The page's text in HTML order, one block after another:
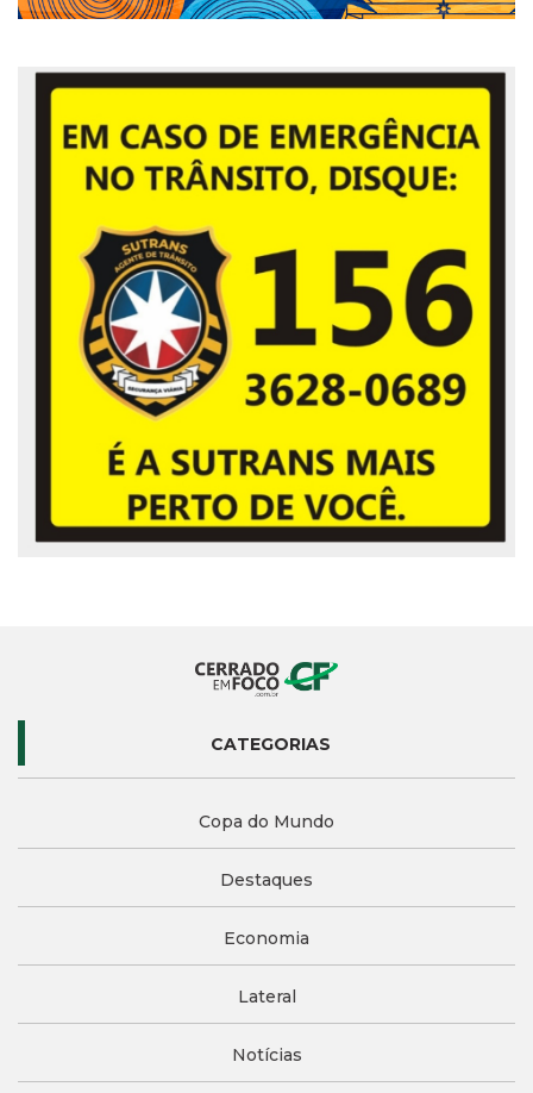
CATEGORIAS
Copa do Mundo
Destaques
Economia
Lateral
Notícias